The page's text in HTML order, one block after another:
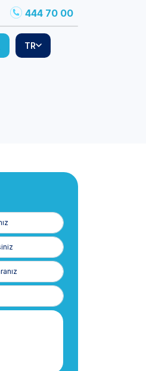
444 70 00
TR